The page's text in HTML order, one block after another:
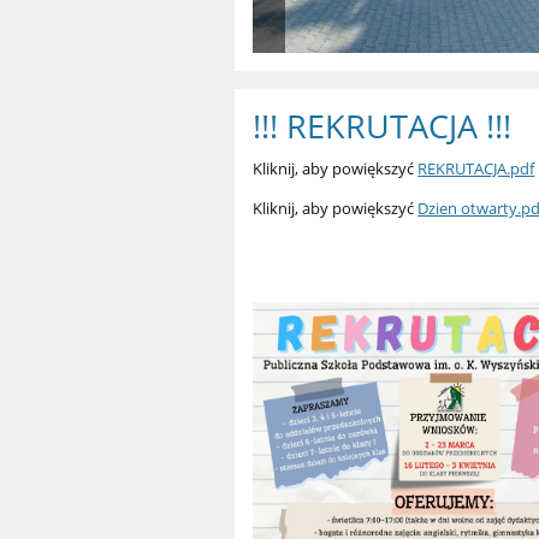
!!! REKRUTACJA !!!
Kliknij, aby powiększyć REKRUTACJA.pdf
Kliknij, aby powiększyć Dzien